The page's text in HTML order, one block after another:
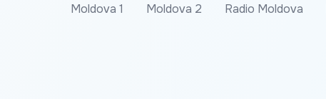
Moldova 1 Moldova 2 Radio Moldova